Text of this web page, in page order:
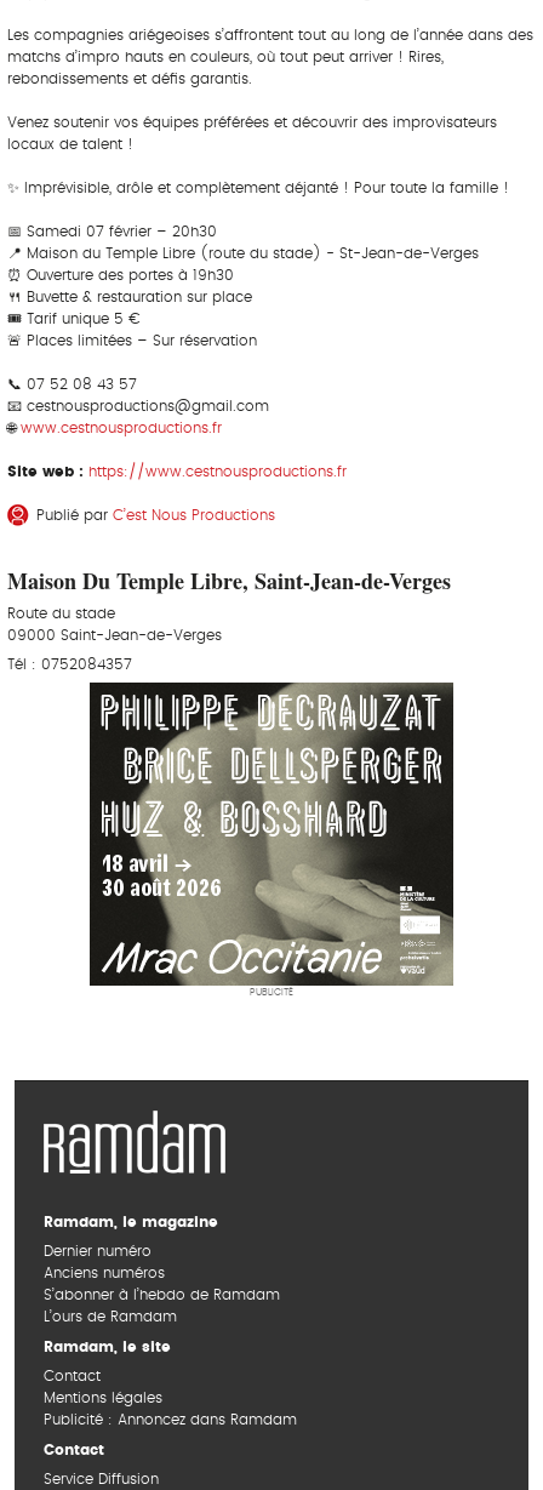
Les compagnies ariégeoises s’affrontent tout au long de l’année dans des
matchs d’impro hauts en couleurs, où tout peut arriver ! Rires,
rebondissements et défis garantis.
Venez soutenir vos équipes préférées et découvrir des improvisateurs
locaux de talent !
✨ Imprévisible, drôle et complètement déjanté ! Pour toute la famille !
📅 Samedi 07 février – 20h30
📍 Maison du Temple Libre (route du stade) - St-Jean-de-Verges
⏰ Ouverture des portes à 19h30
🍴 Buvette & restauration sur place
🎟️ Tarif unique 5 €
🚨 Places limitées – Sur réservation
📞 07 52 08 43 57
📧 cestnousproductions@gmail.com
🌐www.cestnousproductions.fr
Site web : https://www.cestnousproductions.fr
Publié par C’est Nous Productions
Maison Du Temple Libre, Saint-Jean-de-Verges
Route du stade
09000 Saint-Jean-de-Verges
Tél : 0752084357
PUBLICITÉ
Ramdam, le magazine
Dernier numéro
Anciens numéros
S’abonner à l’hebdo de Ramdam
L’ours de Ramdam
Ramdam, le site
Contact
Mentions légales
Publicité : Annoncez dans Ramdam
Contact
Service Diffusion